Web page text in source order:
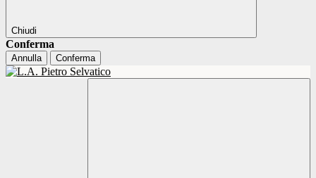
Chiudi
Conferma
Annulla Conferma